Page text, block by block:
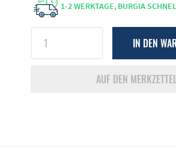
1-2 WERKTAGE,BURGIA
IN DEN
AUF DEN